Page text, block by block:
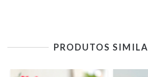
PRODUTOS